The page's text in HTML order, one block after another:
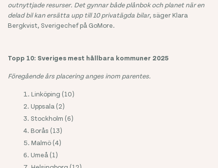
outnyttjade resurser. Det gynnar både plånbok och planet när en
delad bil kan ersätta upp till 10 privatägda bilar, säger Klara
Bergkvist, Sverigechef på GoMore.
Topp 10: Sveriges mest hållbara kommuner 2025
Föregående års placering anges inom parentes.
Linköping (10)
Uppsala (2)
Stockholm (6)
Borås (13)
Malmö (4)
Umeå (1)